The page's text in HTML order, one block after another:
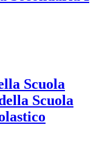
Scuola
Scuola